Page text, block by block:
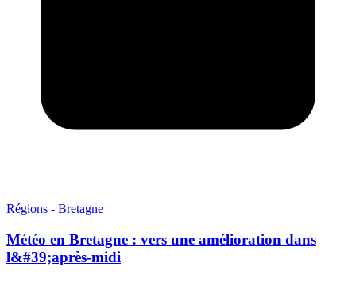
Régions - Bretagne
Météo en Bretagne : vers une amélioration dans
l&#39;après-midi